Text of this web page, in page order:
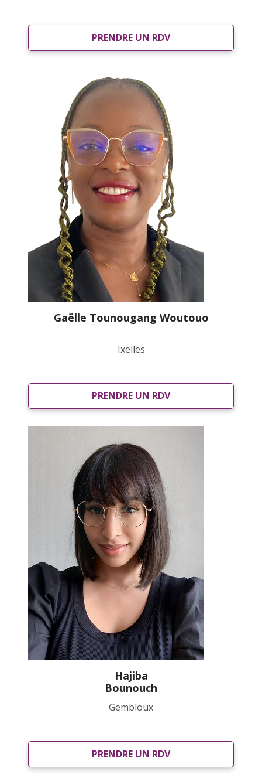
PRENDRE UN RDV
Gaëlle Tounougang Woutouo
Ixelles
PRENDRE UN RDV
Hajiba
Bounouch
Gembloux
PRENDRE UN RDV